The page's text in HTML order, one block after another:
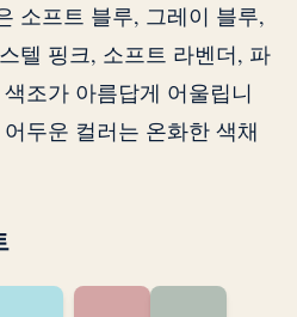
소프트 블루, 그레이 블루,
텔 핑크, 소프트 라벤더, 파
조가 아름답게 어울립니
두운 컬러는 온화한 색채